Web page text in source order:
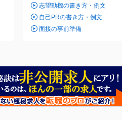
志望動機の書き方・例文
自己PRの書き方・例文
面接の事前準備